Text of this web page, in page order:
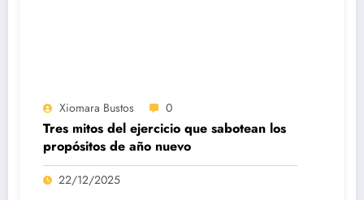
Xiomara Bustos 0
Tres mitos del ejercicio que sabotean los
propósitos de año nuevo
22/12/2025